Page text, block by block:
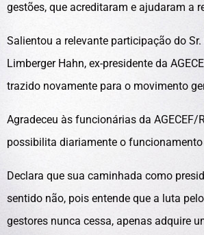
gestões, que acreditaram e ajudaram a
Salientou a relevante participação do
Limberger Hahn, ex-presidente da
trazido novamente para o movimento
Agradeceu às funcionárias da AGECEF/
possibilita diariamente o
Declara que sua caminhada como
sentido não, pois entende que a luta
gestores nunca cessa, apenas adquire